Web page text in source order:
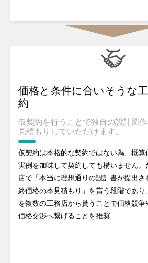
価格と条件に合いそうな
約
仮契約を行うことで独自の設計図作
見積もりしていただけます。
仮契約は本格的な契約ではない為、概算
実例を加味して契約しても構いません。
店で「本当に理想通りの設計書が提出
終価格の本見積もり」を貰う段階であり
を複数の工務店から貰うことで価格競争
価格交渉へ繋げることを推奨…